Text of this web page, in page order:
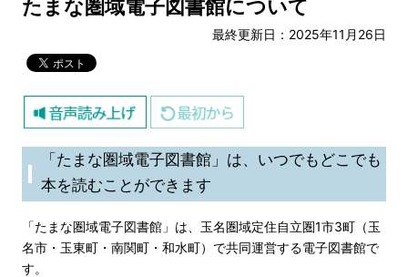
たまな圏域電子図書館について
最終更新日：2025年11月26日
「たまな圏域電子図書館」は、いつでもどこでも
本を読むことができます
「たまな圏域電子図書館」は、玉名圏域定住自立圏1市3町（玉
名市・玉東町・南関町・和水町）で共同運営する電子図書館で
す。